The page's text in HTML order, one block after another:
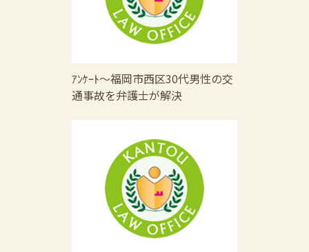
ｱﾝｹｰﾄ～福岡市西区30代男性の交
通事故を弁護士が解決